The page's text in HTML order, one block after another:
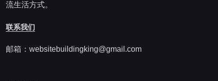
流生活方式。
联系我们
邮箱：websitebuildingking@gmail.com